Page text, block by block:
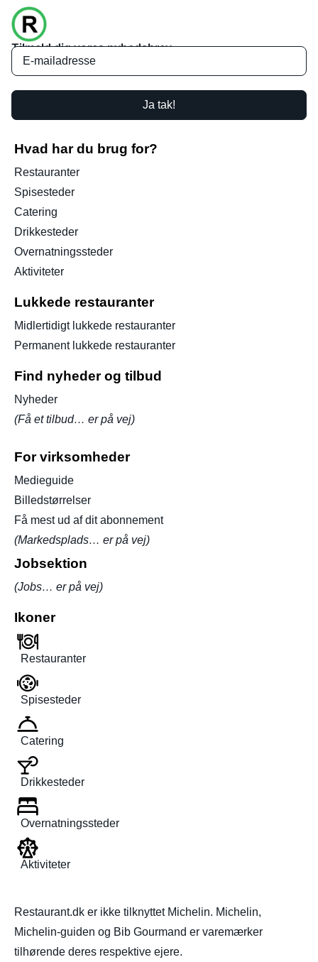
Tilmeld dig vores nyhedsbrev
Ja tak!
Hvad har du brug for?
Restauranter
Spisesteder
Catering
Drikkesteder
Overnatningssteder
Aktiviteter
Lukkede restauranter
Midlertidigt lukkede restauranter
Permanent lukkede restauranter
Find nyheder og tilbud
Nyheder
(Få et tilbud… er på vej)
For virksomheder
Medieguide
Billedstørrelser
Få mest ud af dit abonnement
(Markedsplads… er på vej)
Jobsektion
(Jobs… er på vej)
Ikoner
Restauranter
Spisesteder
Catering
Drikkesteder
Overnatningssteder
Aktiviteter
Restaurant.dk er ikke tilknyttet Michelin. Michelin,
Michelin-guiden og Bib Gourmand er varemærker
tilhørende deres respektive ejere.